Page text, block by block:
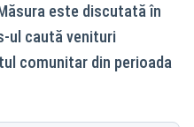
este discutată în
ul caută venituri
comunitar din perioada